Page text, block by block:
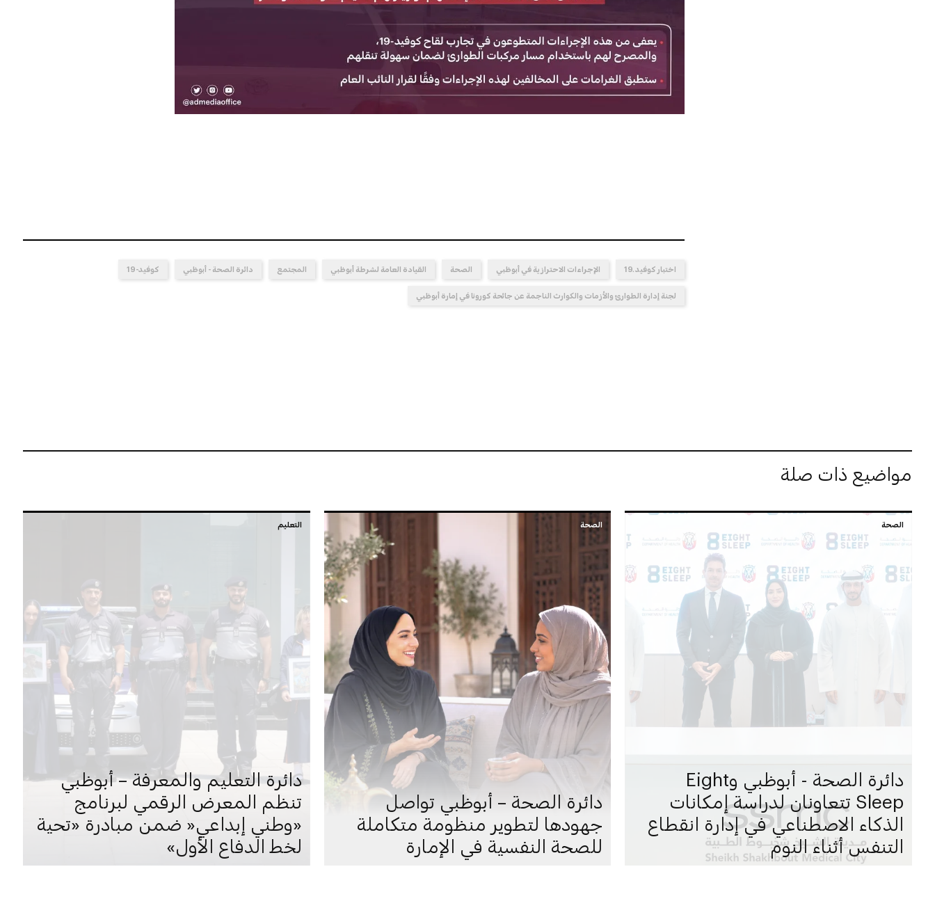
اختبار كوفيد ـ19 الإجراءات الاحترازية في أبوظبي الصحة القيادة العامة لشرطة أبوظبي المجتمع دائرة الصحة - أبوظبي كوفيد-19
لجنة إدارة الطوارئ والأزمات والكوارث الناجمة عن جائحة كورونا في إمارة أبوظبي
مواضيع ذات صلة
الصحة
دائرة الصحة - أبوظبي وEight
Sleep تتعاونان لدراسة إمكانات
الذكاء الاصطناعي في إدارة انقطاع
التنفس أثناء النوم
الصحة
دائرة الصحة – أبوظبي تواصل
جهودها لتطوير منظومة متكاملة
للصحة النفسية في الإمارة
التعليم
دائرة التعليم والمعرفة – أبوظبي
تنظم المعرض الرقمي لبرنامج
«وطني إبداعي« ضمن مبادرة «تحية
لخط الدفاع الأول»